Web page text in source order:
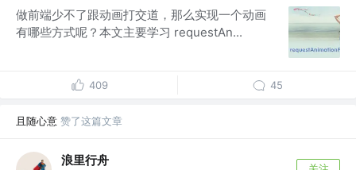
做前端少不了跟动画打交道，那么实现一个动画
有哪些方式呢？本文主要学习 requestAn...
409 45
且随心意 赞了这篇文章
浪里行舟